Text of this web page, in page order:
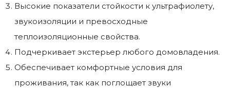
Высокие показатели стойкости к ультрафиолету,
звукоизоляции и превосходные
теплоизоляционные свойства.
Подчеркивает экстерьер любого домовладения.
Обеспечивает комфортные условия для
проживания, так как поглощает звуки